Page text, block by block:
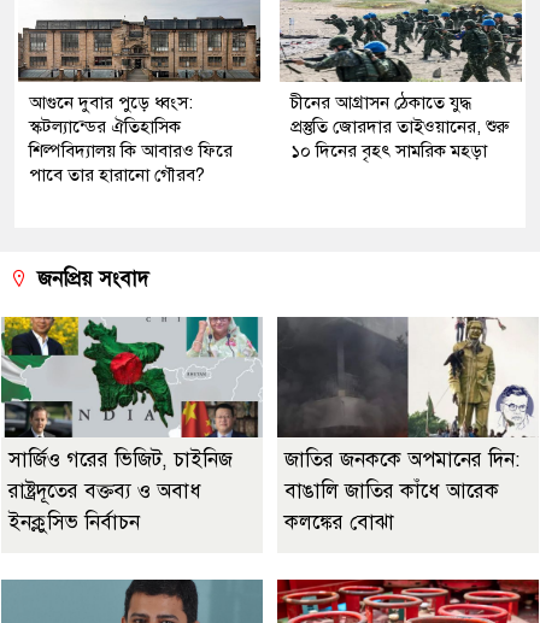
আগুনে দুবার পুড়ে ধ্বংস:
স্কটল্যান্ডের ঐতিহাসিক
শিল্পবিদ্যালয় কি আবারও ফিরে
পাবে তার হারানো গৌরব?
চীনের আগ্রাসন ঠেকাতে যুদ্ধ
প্রস্তুতি জোরদার তাইওয়ানের, শুরু
১০ দিনের বৃহৎ সামরিক মহড়া
জনপ্রিয় সংবাদ
সার্জিও গরের ভিজিট, চাইনিজ
রাষ্ট্রদূতের বক্তব্য ও অবাধ
ইনক্লুসিভ নির্বাচন
জাতির জনককে অপমানের দিন:
বাঙালি জাতির কাঁধে আরেক
কলঙ্কের বোঝা